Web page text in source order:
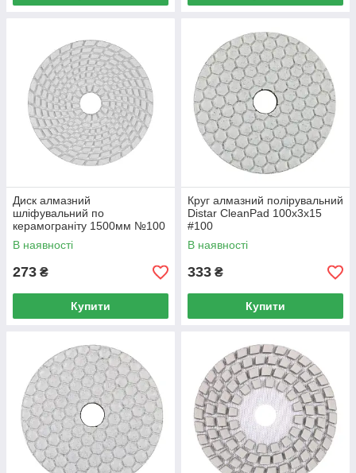
Диск алмазний
шліфувальний по
керамограніту 1500мм №100
(YT-48205)
В наявності
273 ₴
Купити
Круг алмазний полірувальний
Distar CleanPad 100x3x15
#100
В наявності
333 ₴
Купити